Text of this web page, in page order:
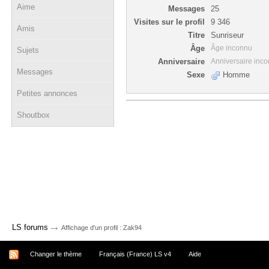
Aime
Amis
Sujets
Messages
Petites annonces
Shoutbox
Messages
25
Visites sur le profil
9 346
Titre
Sunriseur
Âge
Âge inconnu
Anniversaire Anniversaire
Sexe Homme
LS forums → Affichage d'un profil : Zak94
Changer le thème Français (France) LS v4 Aide